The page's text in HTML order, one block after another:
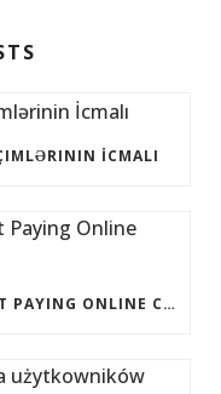
İCMALI
EVENT PROMOTIONS AT HIGHEST PAYING ONLINE CASINOS WITH BEST RTP